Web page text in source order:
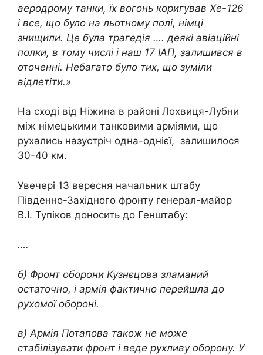
аеродрому танки, їх вогонь коригував Хе-126
і все, що було на льотному полі, німці
знищили. Це була трагедія …. деякі авіаційні
полки, в тому числі і наш 17 ІАП, залишився в
оточенні. Небагато було тих, що зуміли
відлетіти.»
На сході від Ніжина в районі Лохвиця-Лубни
між німецькими танковими арміями, що
рухались назустріч одна-однієї, залишилося
30-40 км.
Увечері 13 вересня начальник штабу
Південно-Західного фронту генерал-майор
В.І. Тупіков доносить до Генштабу:
….
б) Фронт оборони Кузнєцова зламаний
остаточно, і армія фактично перейшла до
рухомої обороні.
в) Армія Потапова також не може
стабілізувати фронт і веде рухливу оборону. У